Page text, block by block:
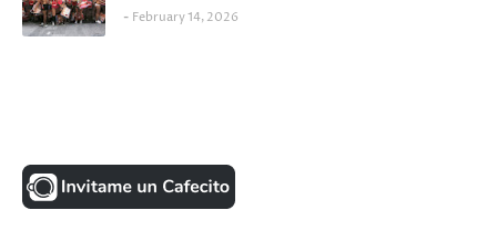
February 14, 2026